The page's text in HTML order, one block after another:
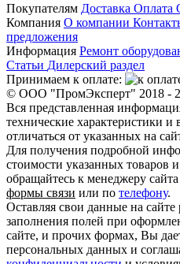
Покупателям Доставка Оплата
Компания О компании
предложения
Информация Ремонт
Статьи Дилерский раздел
Принимаем к оплате:
© ООО "ПромЭксперт" 2018 -
Вся представленная
технические характеристики
отличаться от указанных на
Для получения подробной
стоимости указанных товаров
обращайтесь к менеджеру
формы связи или по телефону.
Оставляя свои данные на
заполнения полей при
сайте, и прочих формах, Вы
персональных данных и